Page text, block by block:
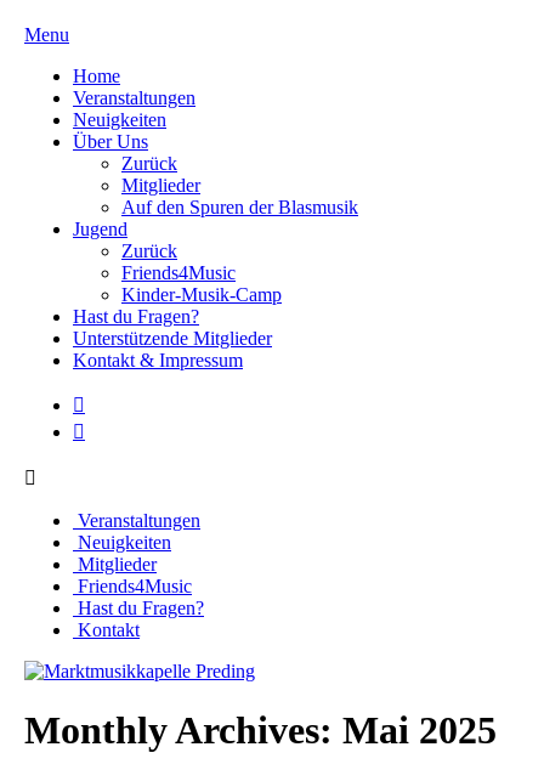
Menu
Home
Veranstaltungen
Neuigkeiten
Über Uns
Zurück
Mitglieder
Auf den Spuren der Blasmusik
Jugend
Zurück
Friends4Music
Kinder-Musik-Camp
Hast du Fragen?
Unterstützende Mitglieder
Kontakt & Impressum
Veranstaltungen
Neuigkeiten
Mitglieder
Friends4Music
Hast du Fragen?
Kontakt
Monthly Archives: Mai 2025